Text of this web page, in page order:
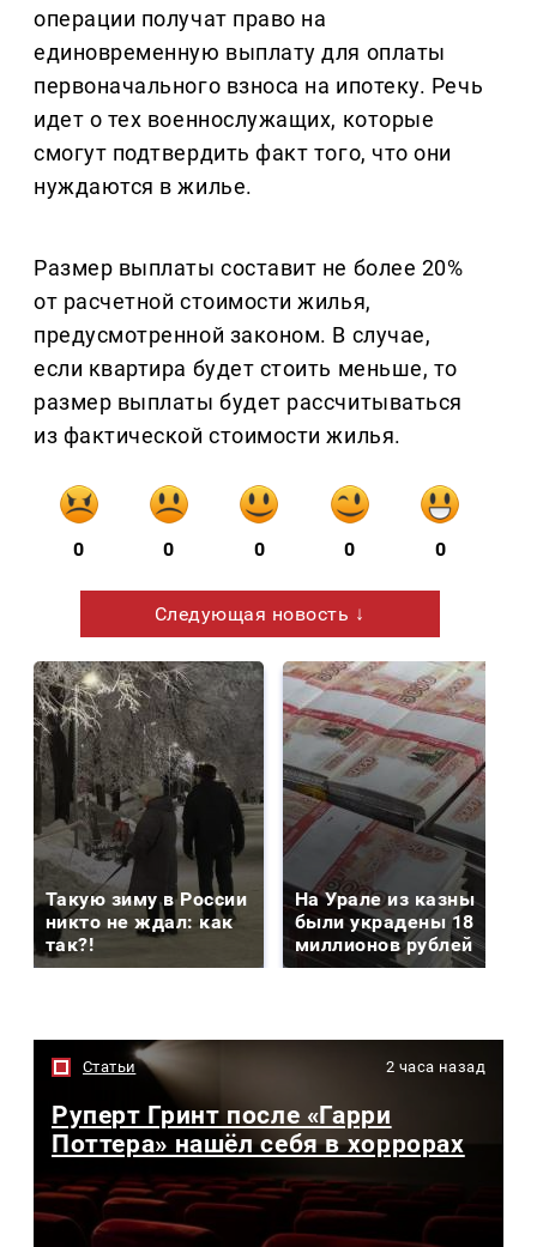
операции получат право на
единовременную выплату для оплаты
первоначального взноса на ипотеку. Речь
идет о тех военнослужащих, которые
смогут подтвердить факт того, что они
нуждаются в жилье.
Размер выплаты составит не более 20%
от расчетной стоимости жилья,
предусмотренной законом. В случае,
если квартира будет стоить меньше, то
размер выплаты будет рассчитываться
из фактической стоимости жилья.
0 0 0 0 0
Следующая новость ↓
Такую зиму в России
никто не ждал: как
так?!
На Урале из казны
были украдены 18
миллионов рублей
Статьи 2 часа назад
Руперт Гринт после «Гарри
Поттера» нашёл себя в хоррорах